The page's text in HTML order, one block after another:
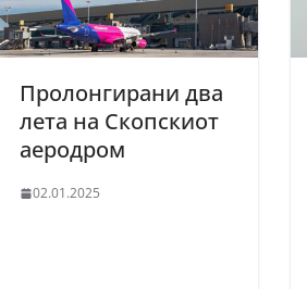
Пролонгирани два
лета на Скопскиот
аеродром
02.01.2025